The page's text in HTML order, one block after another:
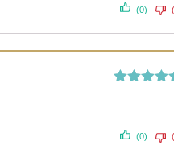
(0)
(0)